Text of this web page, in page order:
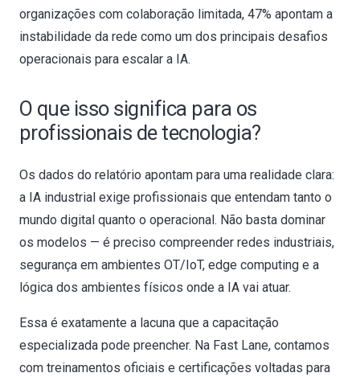
organizações com colaboração limitada, 47% apontam a
instabilidade da rede como um dos principais desafios
operacionais para escalar a IA.
O que isso significa para os
profissionais de tecnologia?
Os dados do relatório apontam para uma realidade clara:
a IA industrial exige profissionais que entendam tanto o
mundo digital quanto o operacional. Não basta dominar
os modelos — é preciso compreender redes industriais,
segurança em ambientes OT/IoT, edge computing e a
lógica dos ambientes físicos onde a IA vai atuar.
Essa é exatamente a lacuna que a capacitação
especializada pode preencher. Na Fast Lane, contamos
com treinamentos oficiais e certificações voltadas para